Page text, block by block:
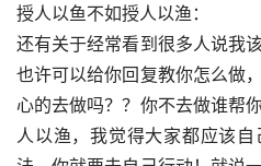
授人以鱼不如授人以渔：
还有关于经常看到很多人说我
也许可以给你回复教你怎么做
心的去做吗？？你不去做谁帮
人以渔，我觉得大家都应该